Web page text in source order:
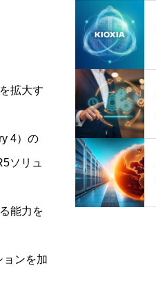
拡大す
4）の
ソリュ
能力を
ンを加